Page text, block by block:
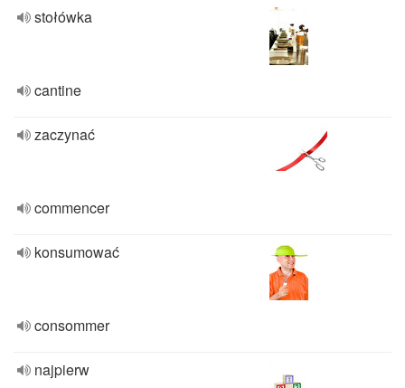
stołówka
cantine
zaczynać
commencer
konsumować
consommer
najpierw